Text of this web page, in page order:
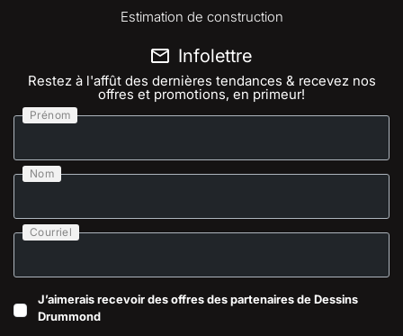
Estimation de construction
Infolettre
Restez à l'affût des dernières tendances & recevez nos
offres et promotions, en primeur!
Prénom
Nom
Courriel
J’aimerais recevoir des offres des partenaires de Dessins
Drummond